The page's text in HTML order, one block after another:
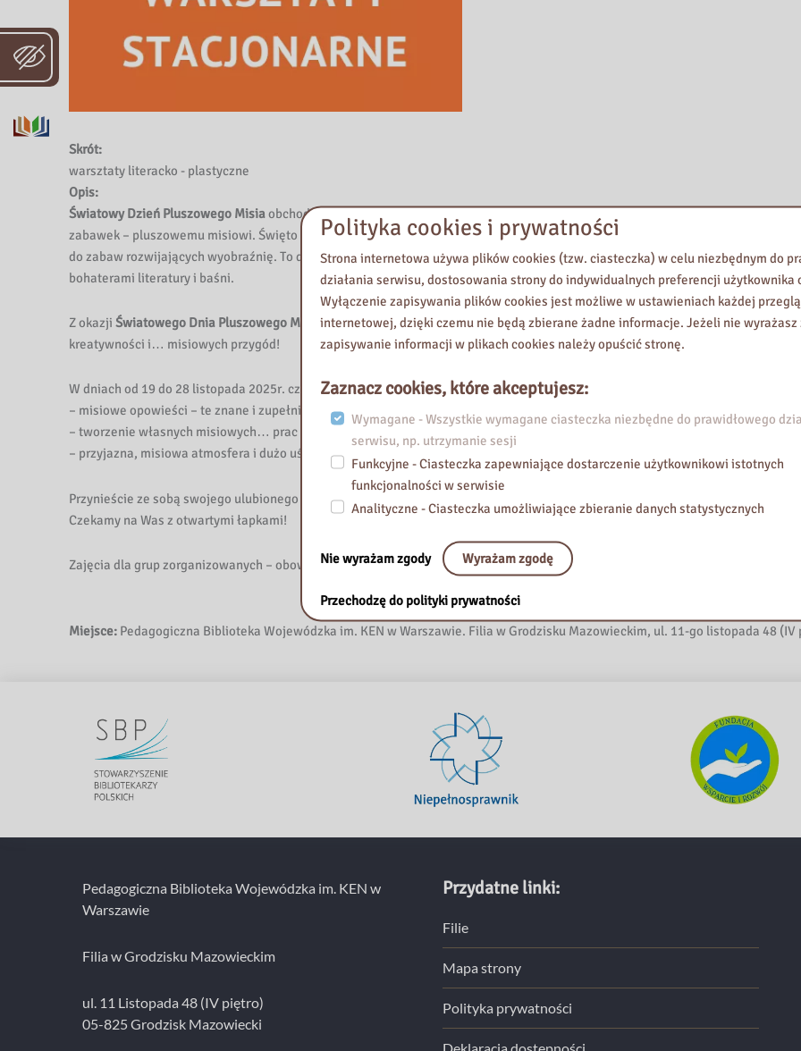
Skrót:
warsztaty literacko - plastyczne
Opis:
Światowy Dzień Pluszowego Misiaobchodzony jest25 listopadai poświęcony jest jednemu z najbardziej uwielbianych
zabawek – pluszowemu misiowi. Święto przypomina o wartości przytulanek w życiu dziecka, zachęca do czytania książek o
do zabaw rozwijających wyobraźnię. To dzień pełen ciepła, wspólnej zabawy i sentymentalnych wspomnień związanych z
bohaterami literatury i baśni.
Z okazji Światowego Dnia Pluszowego Misiaserdecznie zapraszamy Was na wyjątkowe zajęcia literacko-plastyczne pełne
kreatywności i… misiowych przygód!
W dniach od 19 do 28 listopada 2025r. czekają na Was:
– misiowe opowieści – te znane i zupełnie nowe,
– tworzenie własnych misiowych… prac plastycznych,
– przyjazna, misiowa atmosfera i dużo uśmiechu
Przynieście ze sobą swojego ulubionego pluszowego misia i dołączcie do wspólnego świętowania!
Czekamy na Was z otwartymi łapkami!
Zajęcia dla grup zorganizowanych – obowiązują zapisy.
Miejsce: Pedagogiczna Biblioteka Wojewódzka im. KEN w Warszawie. Filia w Grodzisku Mazowieckim, ul. 11-go listopada 48 (IV
Pedagogiczna Biblioteka Wojewódzka im. KEN w
Warszawie
Filia w Grodzisku Mazowieckim
ul. 11 Listopada 48 (IV piętro)
05-825 Grodzisk Mazowiecki
Przydatne linki:
Filie
Mapa strony
Polityka prywatności
Polityka cookies i prywatności
Strona internetowa używa plików cookies (tzw. ciasteczka) w celu niezbędnym do
działania serwisu, dostosowania strony do indywidualnych preferencji użytkownika
Wyłączenie zapisywania plików cookies jest możliwe w ustawieniach każdej
internetowej, dzięki czemu nie będą zbierane żadne informacje. Jeżeli nie wyrażasz
zapisywanie informacji w plikach cookies należy opuścić stronę.
Zaznacz cookies, które akceptujesz:
Wymagane - Wszystkie wymagane ciasteczka niezbędne do prawidłowego
serwisu, np. utrzymanie sesji
Funkcyjne - Ciasteczka zapewniające dostarczenie użytkownikowi istotnych
funkcjonalności w serwisie
Analityczne - Ciasteczka umożliwiające zbieranie danych statystycznych
Nie wyrażam zgody Wyrażam zgodę
Przechodzę do polityki prywatności